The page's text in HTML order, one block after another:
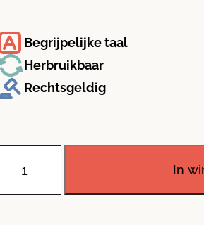
Begrijpelijke taal
Herbruikbaar
Rechtsgeldig
In